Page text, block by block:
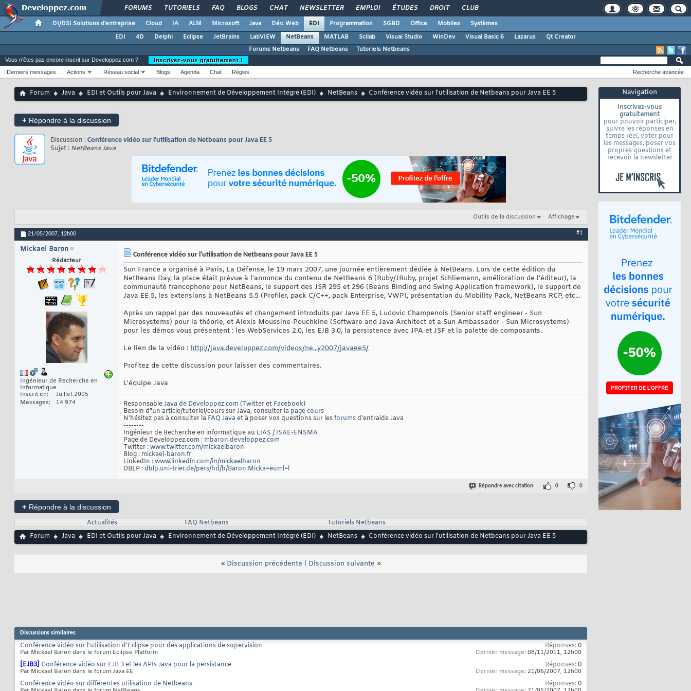
FORUMS TUTORIELS FAQ BLOGS CHAT NEWSLETTER EMPLOI ÉTUDES DROIT CLUB
DI/DSI Solutions d'entreprise Cloud IA ALM Microsoft Java Dév. Web EDI Programmation SGBD Office Mobiles
Systèmes
EDI
4D Delphi Eclipse JetBrains LabVIEW NetBeans MATLAB Scilab Visual Studio WinDev Visual Basic 6 Lazarus
Qt Creator
Forums Netbeans
FAQ Netbeans Tutoriels Netbeans
Navigation
Inscrivez-vous
gratuitement
pour pouvoir participer,
suivre les réponses en
temps réel, voter pour
les messages, poser vos
propres questions et
recevoir la newsletter
Vous n'êtes pas encore inscrit sur Developpez.com ?
Inscrivez-vous gratuitement !
Derniers messages
Actions Réseau social Blogs Agenda Chat Règles Recherche avancée
Forum Java EDI et Outils pour Java Environnement de Développement Intégré (EDI) NetBeans Conférence vidéo sur l'utilisation de Netbeans pour Java EE 5
+ Répondre à la discussion
Discussion : Conférence vidéo sur l'utilisation de Netbeans pour Java EE 5
Sujet : NetBeans Java
Outils de la discussion Affichage
21/05/2007, 12h00 #1
Mickael Baron
Rédacteur
Ingénieur de Recherche en
Informatique
Inscrit en
Juillet 2005
Messages
14 974
Conférence vidéo sur l'utilisation de Netbeans pour Java EE 5
Sun France a organisé à Paris, La Défense, le 19 mars 2007, une journée entièrement dédiée à NetBeans. Lors de cette édition du
NetBeans Day, la place était prévue à l'annonce du contenu de NetBeans 6 (Ruby/JRuby, projet Schliemann, amélioration de l'éditeur), la
communauté francophone pour NetBeans, le support des JSR 295 et 296 (Beans Binding and Swing Application framework), le support de
Java EE 5, les extensions à NetBeans 5.5 (Profiler, pack C/C++, pack Enterprise, VWP), présentation du Mobility Pack, NetBeans RCP, etc...
Après un rappel par des nouveautés et changement introduits par Java EE 5, Ludovic Champenois (Senior staff engineer - Sun
Microsystems) pour la théorie, et Alexis Moussine-Pouchkine (Software and Java Architect et a Sun Ambassador - Sun Microsystems)
pour les démos vous présentent : les WebServices 2.0, les EJB 3.0, la persistence avec JPA et JSF et la palette de composants.
Le lien de la vidéo : http://java.developpez.com/videos/ne...y2007/javaee5/
Profitez de cette discussion pour laisser des commentaires.
L'équipe Java
ResponsableJava de Developpez.com (Twitteret Facebook)
Besoin d"un article/tutoriel/cours sur Java, consulter la page cours
N'hésitez pas à consulter la FAQ Java et à poser vos questions sur lesforums d'entraide Java
--------
Ingénieur de Recherche en informatique au LIAS / ISAE-ENSMA
Page de Developpez.com : mbaron.developpez.com
Twitter :www.twitter.com/mickaelbaron
Blog : mickael-baron.fr
LinkedIn :www.linkedin.com/in/mickaelbaron
DBLP : dblp.uni-trier.de/pers/hd/b/Baron:Micka=euml=l
Répondre avec citation 0 0
+ Répondre à la discussion
Actualités
FAQ Netbeans
Tutoriels Netbeans
Forum
Java EDI et Outils pour Java Environnement de Développement Intégré (EDI) NetBeans Conférence vidéo sur l'utilisation de Netbeans pour Java EE 5
« Discussion précédente Discussion suivante »
Discussions similaires
Conférence vidéo sur l'utilisation d'Eclipse pour des applications de supervision
Par Mickael Baron dans le forum Eclipse Platform
Réponses:0
Dernier message: 08/11/2011, 12h00
[EJB3] Conférence vidéo sur EJB 3 et les APIs Java pour la persistance
Par Mickael Baron dans le forum Java EE
Réponses:0
Dernier message: 21/06/2007, 12h00
Conférence vidéo sur différentes utilisation de Netbeans Réponses:0